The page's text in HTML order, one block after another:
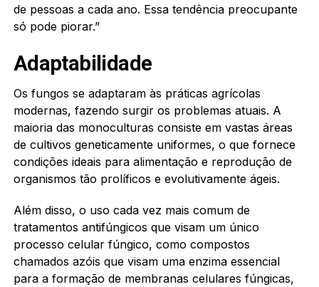
de pessoas a cada ano. Essa tendência preocupante
só pode piorar.”
Adaptabilidade
Os fungos se adaptaram às práticas agrícolas
modernas, fazendo surgir os problemas atuais. A
maioria das monoculturas consiste em vastas áreas
de cultivos geneticamente uniformes, o que fornece
condições ideais para alimentação e reprodução de
organismos tão prolíficos e evolutivamente ágeis.
Além disso, o uso cada vez mais comum de
tratamentos antifúngicos que visam um único
processo celular fúngico, como compostos
chamados azóis que visam uma enzima essencial
para a formação de membranas celulares fúngicas,